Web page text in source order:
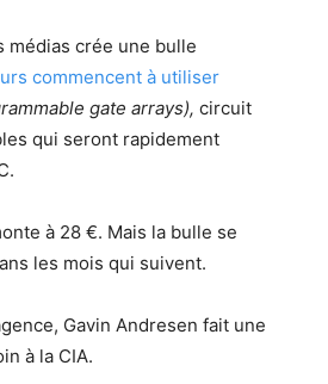
médias crée une bulle
commencent à utiliser
gate arrays), circuit
qui seront rapidement
à 28 €. Mais la bulle se
les mois qui suivent.
Gavin Andresen fait une
à la CIA.